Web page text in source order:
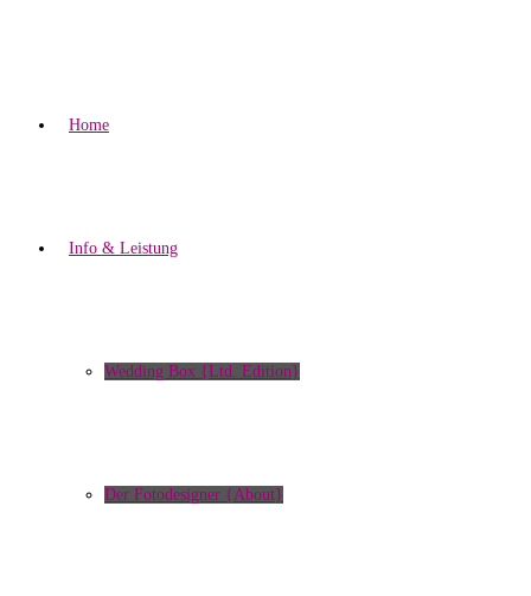
Home
Info & Leistung
Wedding Box {Ltd. Edition}
Der Fotodesigner {About}